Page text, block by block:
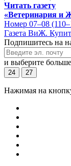
Читать газету
«Ветеринария и
Номер 07–08
Газета ВиЖ.
Подпишитесь на
и выберите
24 27
Нажимая на